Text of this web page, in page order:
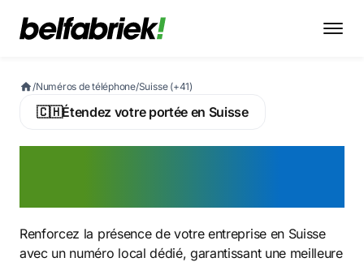
/Numéros de téléphone/Suisse (+41)
🇨🇭Étendez votre portée en Suisse
Renforcez la présence de votre entreprise en Suisse
avec un numéro local dédié, garantissant une meilleure